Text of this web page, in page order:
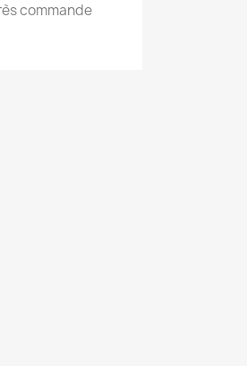
commande